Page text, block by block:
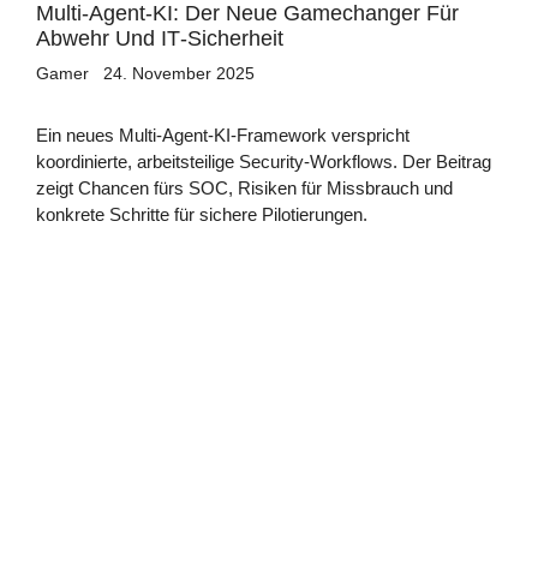
Multi‑Agent‑KI: Der Neue Gamechanger Für
Abwehr Und IT‑Sicherheit
Gamer 24. November 2025
Ein neues Multi‑Agent‑KI‑Framework verspricht
koordinierte, arbeitsteilige Security‑Workflows. Der Beitrag
zeigt Chancen fürs SOC, Risiken für Missbrauch und
konkrete Schritte für sichere Pilotierungen.